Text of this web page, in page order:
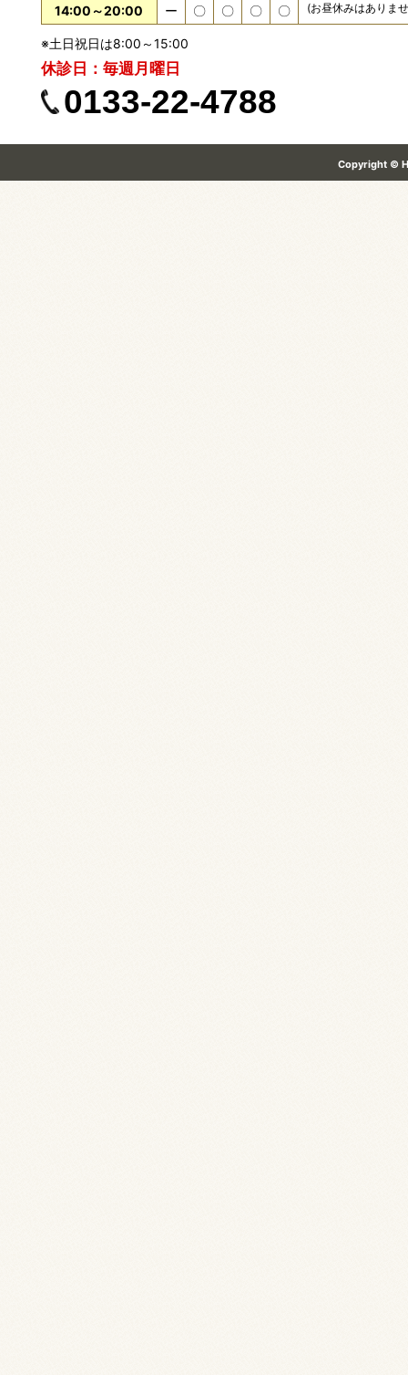
(お昼休みはありま
14:00～20:00 ー 〇 〇 〇 〇
※土日祝日は8:00～15:00
休診日：毎週月曜日
0133-22-4788
Copyright ©